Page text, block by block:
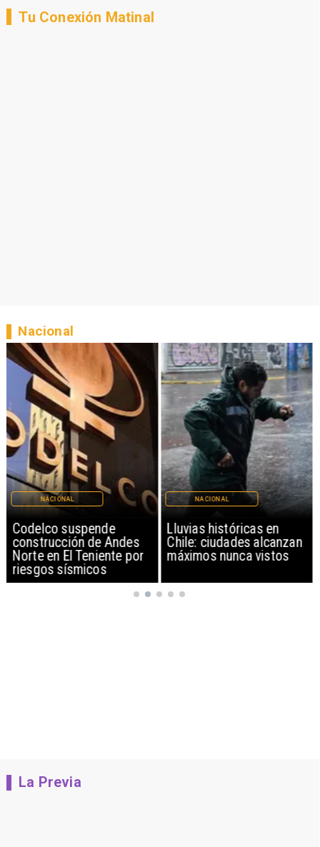
Tu Conexión Matinal
Codelco suspende
construcción de Andes
Norte en El Teniente por
riesgos sísmicos
NACIONAL
Lluvias históricas en
Chile: ciudades alcanzan
máximos nunca vistos
NACIONAL
Nacional
La Previa